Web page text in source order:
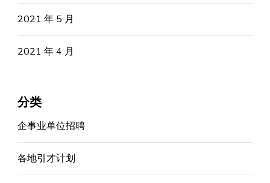
2021 年 5 月
2021 年 4 月
分类
企事业单位招聘
各地引才计划